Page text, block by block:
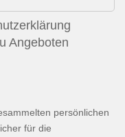
Angeboten
persönlichen
für die